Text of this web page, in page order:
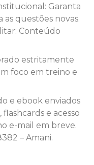
Garanta
questões novas.
Conteúdo
estritamente
foco em treino e
e ebook enviados
e acesso
e-mail em breve.
– Amani.